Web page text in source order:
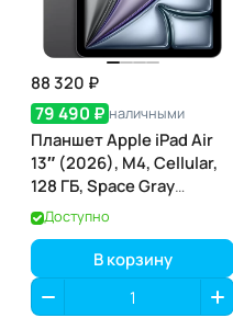
88 320 ₽
79 490 ₽ наличными
Планшет Apple iPad Air
13″ (2026), M4, Cellular,
128 ГБ, Space Gray
(серый космос)
Доступно
В корзину